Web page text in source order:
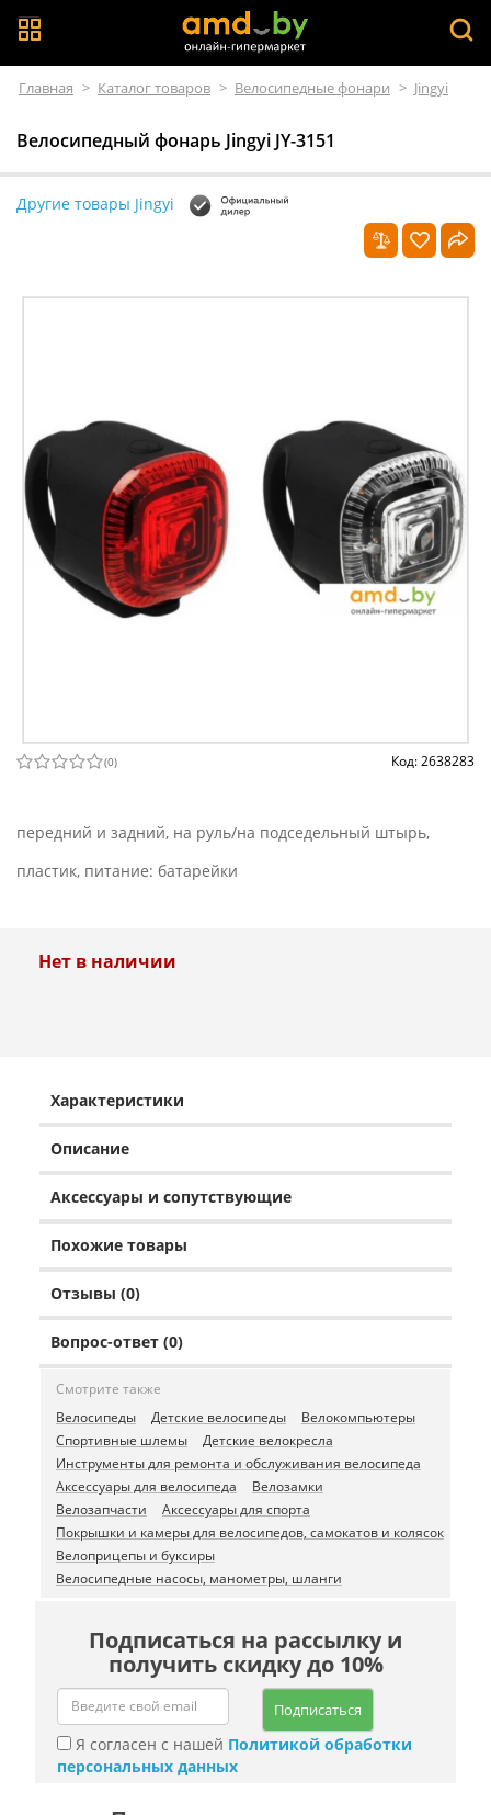
Главная > Каталог товаров > Велосипедные фонари > Jingyi
Велосипедный фонарь Jingyi JY-3151
Другие товары Jingyi
(0) Код: 2638283
передний и задний, на руль/на подседельный штырь,
пластик, питание: батарейки
Нет в наличии
Характеристики
Описание
Аксессуары и сопутствующие
Похожие товары
Отзывы (0)
Вопрос-ответ (0)
Смотрите также
Велосипеды
Детские велосипеды
Велокомпьютеры
Спортивные шлемы
Детские велокресла
Инструменты для ремонта и обслуживания велосипеда
Аксессуары для велосипеда
Велозамки
Велозапчасти
Аксессуары для спорта
Покрышки и камеры для велосипедов, самокатов и колясок
Велоприцепы и буксиры
Велосипедные насосы, манометры, шланги
Подписаться на рассылку и
получить скидку до 10%
Подписаться
Я согласен с нашей Политикой обработки
персональных данных